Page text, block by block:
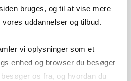
bruges, og til at vise mere
uddannelser og tilbud.
vi oplysninger som et
enhed og browser du besøger
os fra, og hvordan du